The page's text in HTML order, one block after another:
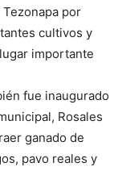
por
cultivos y
importante
fue inaugurado
Rosales
ganado de
pavo reales y